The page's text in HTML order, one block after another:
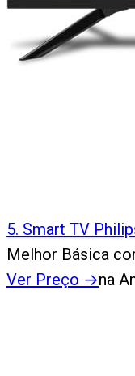
5. Smart TV
Melhor Básica
Ver Preço →na